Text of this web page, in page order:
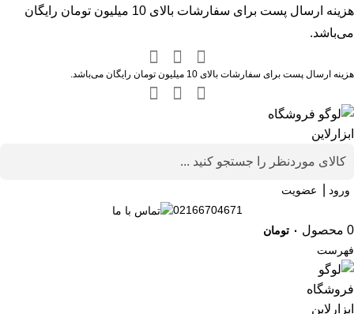
هزینه ارسال پست برای سفارشات بالای 10 میلیون تومان رایگان
می‌باشد.
هزینه ارسال پست برای سفارشات بالای 10 میلیون تومان رایگان می‌باشد.
ورود ⎟ عضویت
02166704671
0 محصول ۰ تومان
فهرست